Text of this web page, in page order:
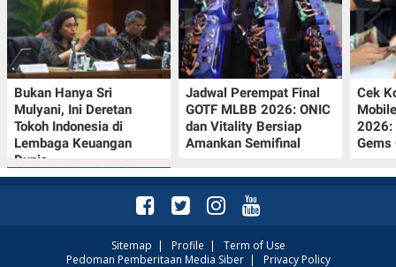
Bukan Hanya Sri
Mulyani, Ini Deretan
Tokoh Indonesia di
Lembaga Keuangan
Dunia
Jadwal Perempat Final
GOTF MLBB 2026: ONIC
dan Vitality Bersiap
Amankan Semifinal
Cek
2026:
Gems
Sitemap | Profile | Term of Use
Pedoman Pemberitaan Media Siber| Privacy Policy